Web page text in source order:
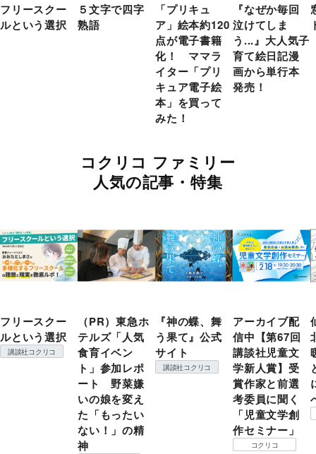
フリースクー
ルという選択
５文字で四字
熟語
「プリキュ
ア」絵本約120
点が電子書籍
化！ ママラ
イター「プリ
キュア電子絵
本」を買って
みた！
『なぜか毎回
泣けてしま
う...』大人気子
育て絵日記漫
画から単行本
発売！
コクリコ ファミリー
人気の記事・特集
フリースクー
ルという選択
講談社コクリコ
（PR）東急ホ
テルズ「人気
食育イベン
ト」参加レポ
ート 野菜嫌
いの娘を変え
た「もったい
ない！」の精
神
『神の蝶、舞
う果て』公式
サイト
講談社コクリコ
アーカイブ配
信中【第67回
講談社児童文
学新人賞】受
賞作家と前選
考委員に聞く
「児童文学創
作セミナー」
コクリコ